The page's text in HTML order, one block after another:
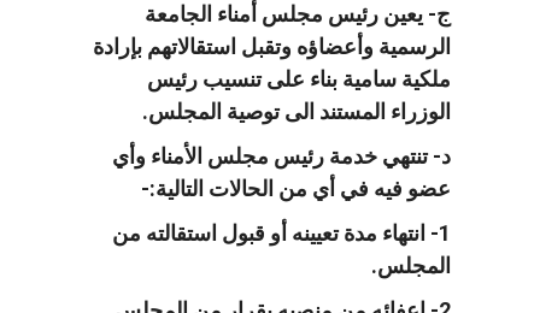
ج- يعين رئيس مجلس أمناء الجامعة
الرسمية وأعضاؤه وتقبل استقالاتهم بإرادة
ملكية سامية بناء على تنسيب رئيس
الوزراء المستند الى توصية المجلس.
د- تنتهي خدمة رئيس مجلس الأمناء وأي
عضو فيه في أي من الحالات التالية:-
1- انتهاء مدة تعيينه أو قبول استقالته من
المجلس.